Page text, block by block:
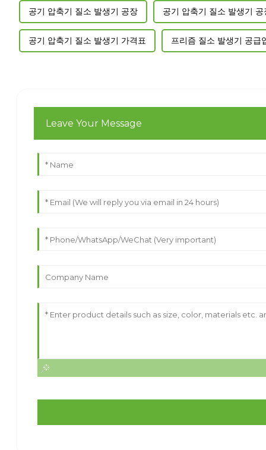
공기 압축기 질소 발생기 공장 공기 압축기 질소 발생기 공
공기 압축기 질소 발생기 가격표 프리즘 질소 발생기 공급
Leave Your Message